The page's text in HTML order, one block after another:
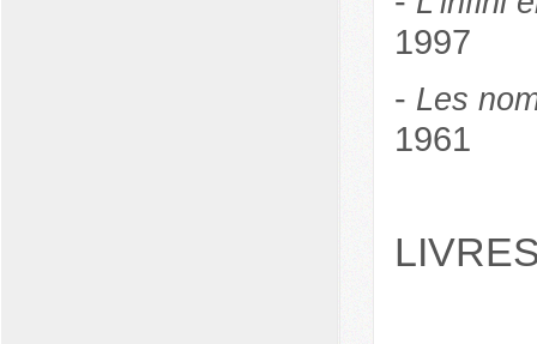
1997
- Les
1961